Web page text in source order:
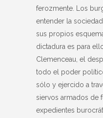
ferozmente. Los
entender la
sus propios
dictadura es para
Clemenceau, el
todo el poder
sólo y ejercido a
siervos armados de
expedientes